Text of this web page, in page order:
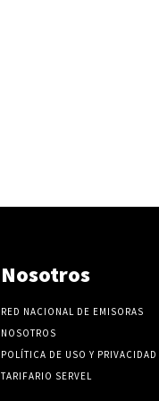
Nosotros
RED NACIONAL DE EMISORAS
NOSOTROS
POLÍTICA DE USO Y PRIVACIDAD
TARIFARIO SERVEL